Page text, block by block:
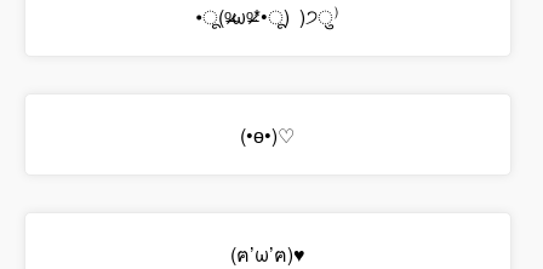
•ू(ᵒ̴̶̷ωᵒ̴̶̷*•ू) ​ )੭ु⁾
(•ө•)♡
(ฅ’ω’ฅ)​♥